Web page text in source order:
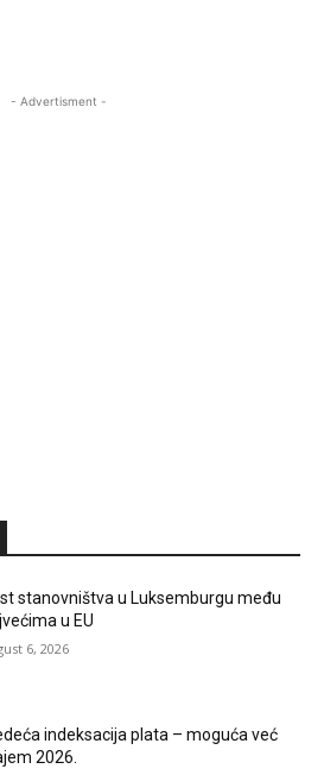
- Advertisment -
stanovništva u Luksemburgu među
u EU
6, 2026
indeksacija plata – moguća već
2026.